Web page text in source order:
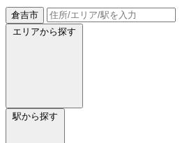
倉吉市
エリアから探す
駅から探す